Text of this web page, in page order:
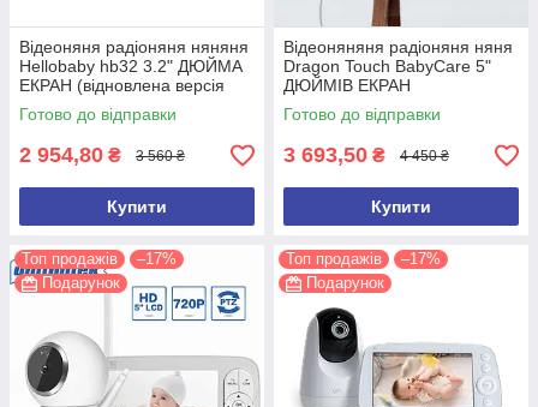
Відеоняня радіоняня няняня
Hellobaby hb32 3.2" ДЮЙМА
ЕКРАН (відновлена версія
2026 року)
Готово до відправки
2 954,80 ₴ 3 560 ₴
Купити
Відеоняняня радіоняня няня
Dragon Touch BabyCare 5"
ДЮЙМІВ ЕКРАН
Готово до відправки
3 693,50 ₴ 4 450 ₴
Купити
Топ продажів
–17%
Подарунок
Топ продажів
–17%
Подарунок